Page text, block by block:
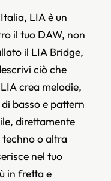
LIA è un
il tuo DAW, non
il LIA Bridge,
ciò che
crea melodie,
basso e pattern
direttamente
techno o altra
nel tuo
in fretta e